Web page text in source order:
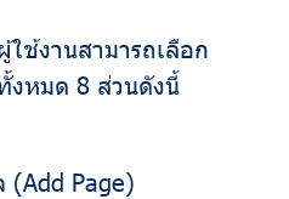
ช้งานสามารถเลือก
งหมด 8 ส่วนดังนี้
(Add Page)